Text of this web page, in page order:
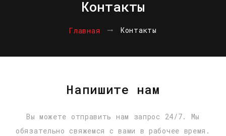
Контакты
Главная Контакты
Напишите нам
Вы можете отправить нам запрос 24/7. Мы
обязательно свяжемся с вами в рабочее время.